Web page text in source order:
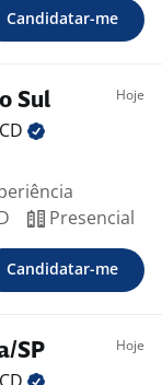
Candidatar-me
Sul Hoje
Presencial
Candidatar-me
SP Hoje